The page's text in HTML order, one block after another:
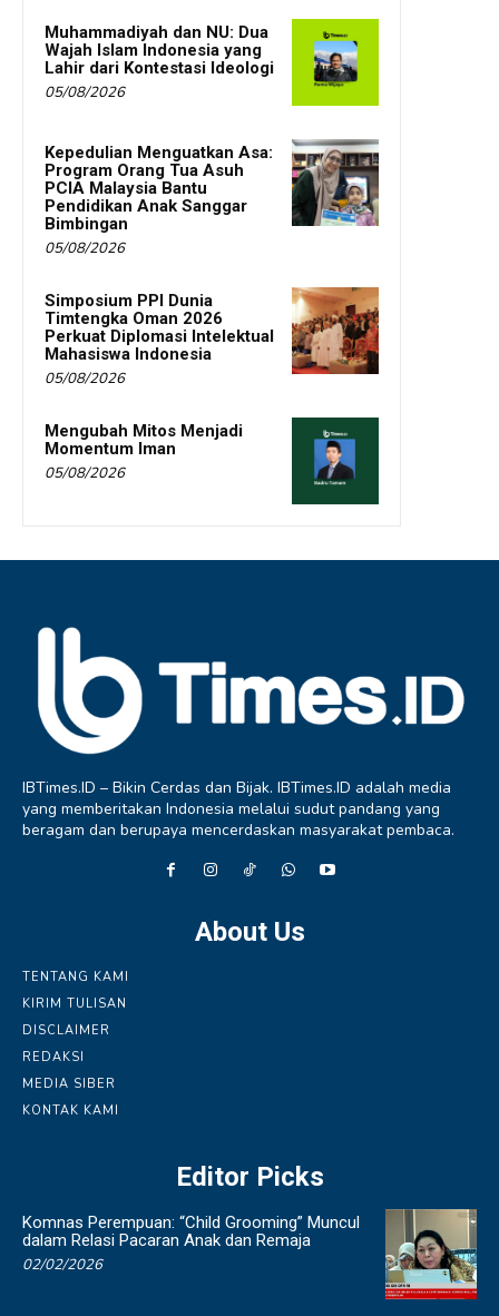
Muhammadiyah dan NU: Dua
Wajah Islam Indonesia yang
Lahir dari Kontestasi Ideologi
05/08/2026
Kepedulian Menguatkan Asa:
Program Orang Tua Asuh
PCIA Malaysia Bantu
Pendidikan Anak Sanggar
Bimbingan
05/08/2026
Simposium PPI Dunia
Timtengka Oman 2026
Perkuat Diplomasi Intelektual
Mahasiswa Indonesia
05/08/2026
Mengubah Mitos Menjadi
Momentum Iman
05/08/2026
IBTimes.ID – Bikin Cerdas dan Bijak. IBTimes.ID adalah media
yang memberitakan Indonesia melalui sudut pandang yang
beragam dan berupaya mencerdaskan masyarakat pembaca.
About Us
TENTANG KAMI
KIRIM TULISAN
DISCLAIMER
REDAKSI
MEDIA SIBER
KONTAK KAMI
Editor Picks
Komnas Perempuan: “Child Grooming” Muncul
dalam Relasi Pacaran Anak dan Remaja
02/02/2026